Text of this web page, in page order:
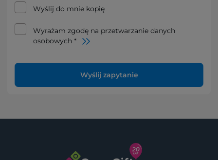
Wyślij do mnie kopię
Wyrażam zgodę na przetwarzanie danych
osobowych *
Wyślij zapytanie